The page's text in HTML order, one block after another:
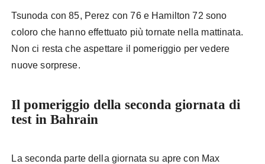
Tsunoda con 85, Perez con 76 e Hamilton 72 sono
coloro che hanno effettuato più tornate nella mattinata.
Non ci resta che aspettare il pomeriggio per vedere
nuove sorprese.
Il pomeriggio della seconda giornata di
test in Bahrain
La seconda parte della giornata su apre con Max